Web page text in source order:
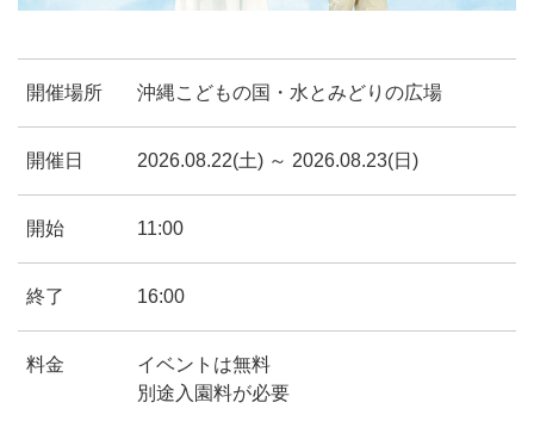
開催場所 沖縄こどもの国・水とみどりの広場
開催日 2026.08.22(土) ～ 2026.08.23(日)
開始 11:00
終了 16:00
料金
イベントは無料
別途入園料が必要